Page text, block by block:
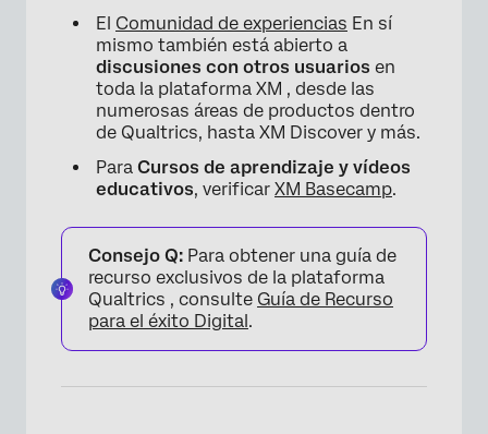
El Comunidad de experiencias En sí
mismo también está abierto a
discusiones con otros usuarios en
toda la plataforma XM , desde las
numerosas áreas de productos dentro
de Qualtrics, hasta XM Discover y más.
Para Cursos de aprendizaje y vídeos
educativos, verificar XM Basecamp.
Consejo Q: Para obtener una guía de
recurso exclusivos de la plataforma
Qualtrics , consulte Guía de Recurso
para el éxito Digital.